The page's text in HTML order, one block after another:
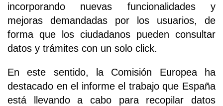
incorporando nuevas funcionalidades y
mejoras demandadas por los usuarios, de
forma que los ciudadanos pueden consultar
datos y trámites con un solo click.
En este sentido, la Comisión Europea ha
destacado en el informe el trabajo que España
está llevando a cabo para recopilar datos